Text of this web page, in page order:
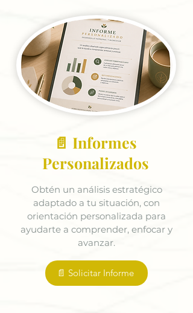
📄 Informes
Personalizados
Obtén un análisis estratégico
adaptado a tu situación, con
orientación personalizada para
ayudarte a comprender, enfocar y
avanzar.
📄 Solicitar Informe